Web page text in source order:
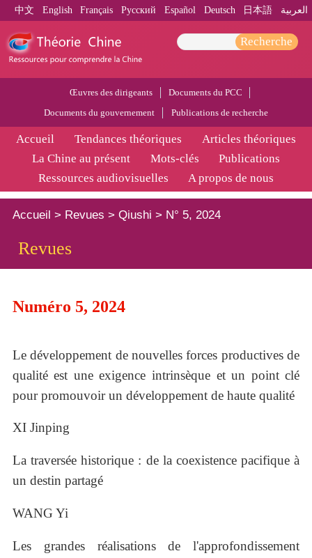
中文 English Français Pусский Español Deutsch 日本語 العربية
Recherche
Œuvres des dirigeants
Documents du PCC
Documents du gouvernement
Publications de recherche
Accueil Tendances théoriques
Articles théoriques
La Chine au présent
Mots-clés
Publications
Ressources audiovisuelles
A propos de nous
Accueil > Revues > Qiushi > N° 5, 2024
Revues
Numéro 5, 2024
Le développement de nouvelles forces productives de
qualité est une exigence intrinsèque et un point clé
pour promouvoir un développement de haute qualité
XI Jinping
La traversée historique : de la coexistence pacifique à
un destin partagé
WANG Yi
Les grandes réalisations de l'approfondissement